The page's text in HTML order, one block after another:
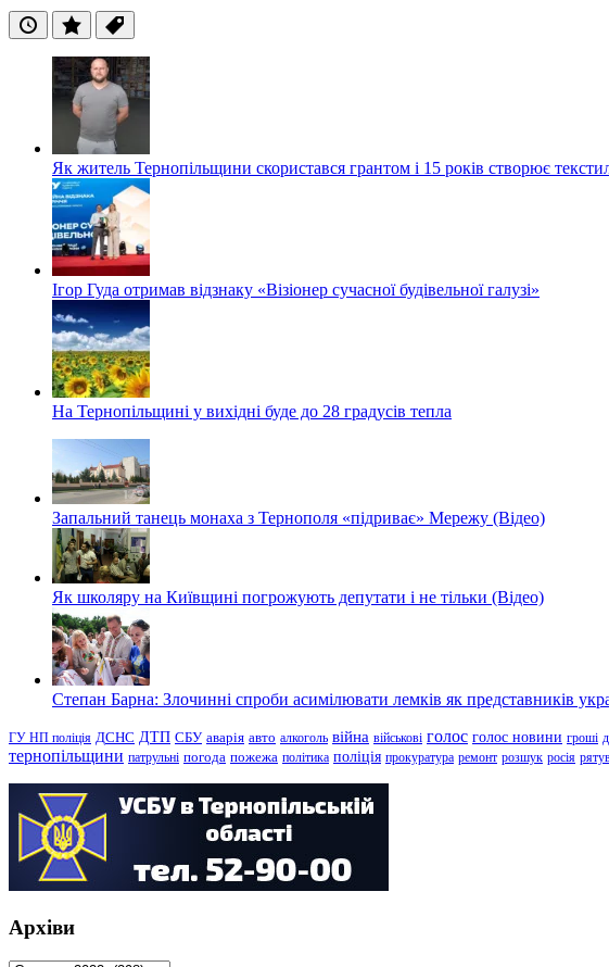
ОстанніПопулярні
Теги
Як житель Тернопільщини скористався грантом і 15 років створює
Ігор Гуда отримав відзнаку «Візіонер сучасної будівельної галузі»
На Тернопільщині у вихідні буде до 28 градусів тепла
Запальний танець монаха з Тернополя «підриває» Мережу (Відео)
Як школяру на Київщині погрожують депутати і не тільки (Відео)
Степан Барна: Злочинні спроби асимілювати лемків як представників
ГУ НП поліція ДСНС ДТП СБУ аварія авто алкоголь війна військові голос голос новини гроші
тернопільщини патрульні погода пожежа політика поліція прокуратура ремонт розшук росія
Архіви